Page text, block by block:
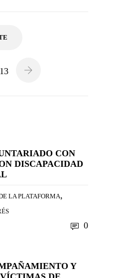
CON
DISCAPACIDAD
LA PLATAFORMA,
0
Y